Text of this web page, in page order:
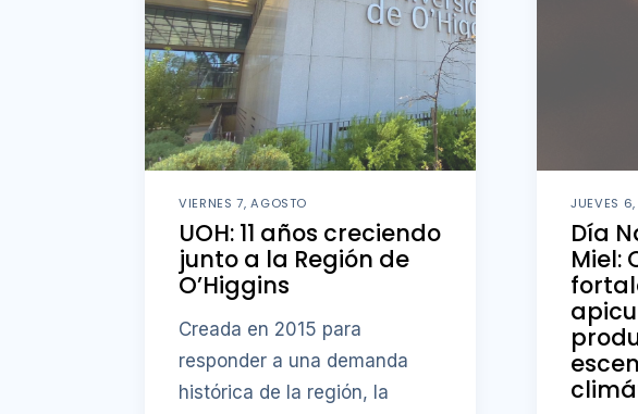
VIERNES 7, AGOSTO
UOH: 11 años creciendo
junto a la Región de
O’Higgins
Creada en 2015 para
responder a una demanda
histórica de la región, la
JUEVES
Día
Miel: